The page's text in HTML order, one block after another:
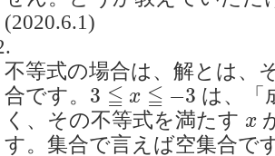
(2020.6.1)
不等式の場合は、解とは、
合です。 3 ≦ x ≦ −3
3≦x≦−3
は、「
く、その不等式を満たす x
x
す。集合で言えば空集合で